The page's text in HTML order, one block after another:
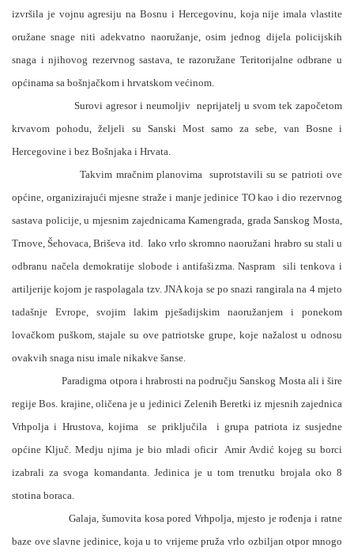
izvršila je vojnu agresiju na Bosnu i Hercegovinu, koja nije imala vlastite
oružane snage niti adekvatno naoružanje, osim jednog dijela policijskih
snaga i njihovog rezervnog sastava, te razoružane Teritorijalne odbrane u
općinama sa bošnjačkom i hrvatskom većinom.
Surovi agresor i neumoljiv neprijatelj u svom tek započetom
krvavom pohodu, željeli su Sanski Most samo za sebe, van Bosne i
Hercegovine i bez Bošnjaka i Hrvata.
Takvim mračnim planovima suprotstavili su se patrioti ove
općine, organizirajući mjesne straže i manje jedinice TO kao i dio rezervnog
sastava policije, u mjesnim zajednicama Kamengrada, grada Sanskog Mosta,
Trnove, Šehovaca, Briševa itd. Iako vrlo skromno naoružani hrabro su stali u
odbranu načela demokratije slobode i antifašizma. Naspram
sili tenkova i
artiljerije kojom je raspolagala tzv. JNA koja se po snazi rangirala na 4 mjeto
tadašnje Evrope, svojim lakim pješadijskim naoružanjem i ponekom
lovačkom puškom, stajale su ove patriotske grupe, koje nažalost u odnosu
ovakvih snaga nisu imale nikakve šanse.
Paradigma otpora i hrabrosti na području Sanskog Mosta ali i šire
regije Bos. krajine, oličena je u jedinici Zelenih Beretki iz mjesnih zajednica
Vrhpolja i Hrustova, kojima
se priključila
i grupa patriota iz susjedne
općine Ključ. Medju njima je bio mladi oficir Amir Avdić kojeg su borci
izabrali za svoga komandanta. Jedinica je u tom trenutku brojala oko 8
stotina boraca.
Galaja, šumovita kosa pored Vrhpolja, mjesto je rođenja i ratne
baze ove slavne jedinice, koja u to vrijeme pruža vrlo ozbiljan otpor mnogo